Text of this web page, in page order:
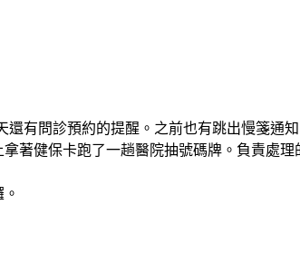
還有問診預約的提醒。之前也有跳出慢箋通
著健保卡跑了一趟醫院抽號碼牌。負責處